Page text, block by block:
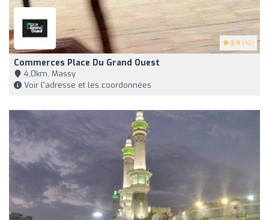
3.9 (42)
Commerces Place Du Grand Ouest
4,0km, Massy
Voir l'adresse et les coordonnées